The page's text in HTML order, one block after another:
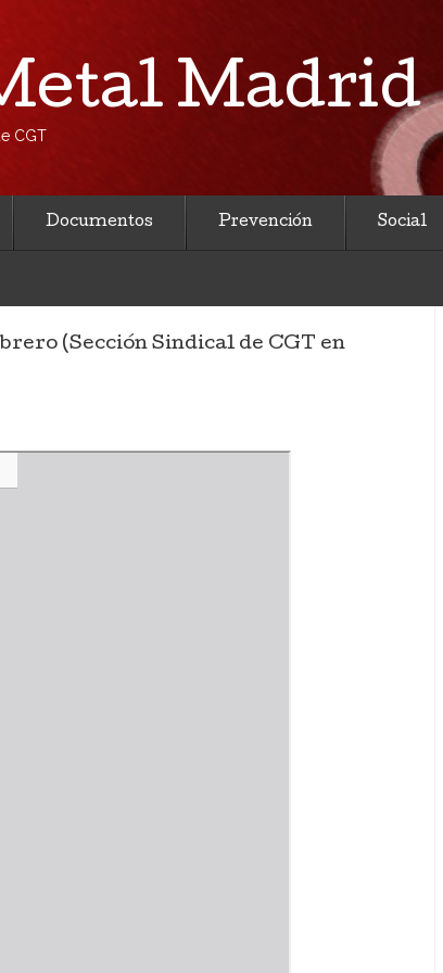
Madrid
CGT
Documentos Prevención Social
(Sección Sindical de CGT en